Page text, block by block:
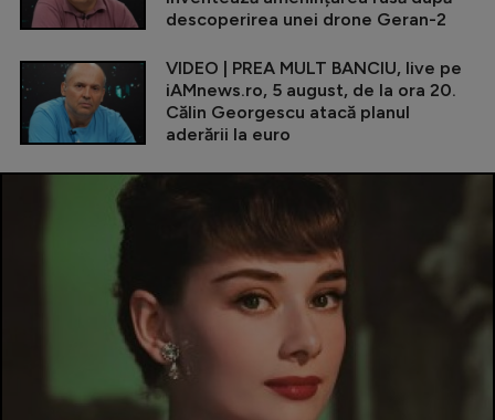
descoperirea unei drone Geran-2
VIDEO | PREA MULT BANCIU, live pe
iAMnews.ro, 5 august, de la ora 20.
Călin Georgescu atacă planul
aderării la euro